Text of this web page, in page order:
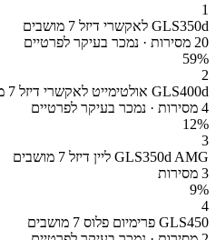
1
GLS350d לאקשרי דיזל 7 מושבים
20 מסירות · נמכר בעיקר לפרטיים
59%
2
GLS400d אולטימייט לאקשרי דיזל 7 מושבים
4 מסירות · נמכר בעיקר לפרטיים
12%
3
GLS350d AMG ליין דיזל 7 מושבים
3 מסירות
9%
4
GLS450 פרימיום פלוס 7 מושבים